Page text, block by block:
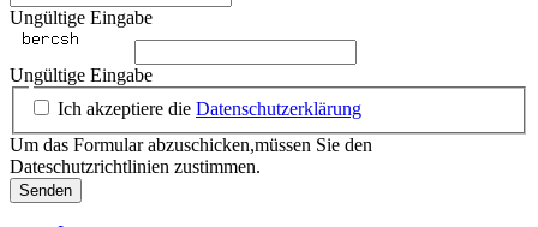
Ungültige Eingabe
Ungültige Eingabe
Ich akzeptiere die Datenschutzerklärung
Um das Formular abzuschicken,müssen Sie den
Dateschutzrichtlinien zustimmen.
Senden